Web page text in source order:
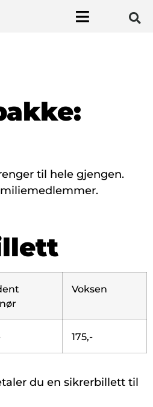
til hele gjengen.
Voksen
175,-
du en sikrerbillett til